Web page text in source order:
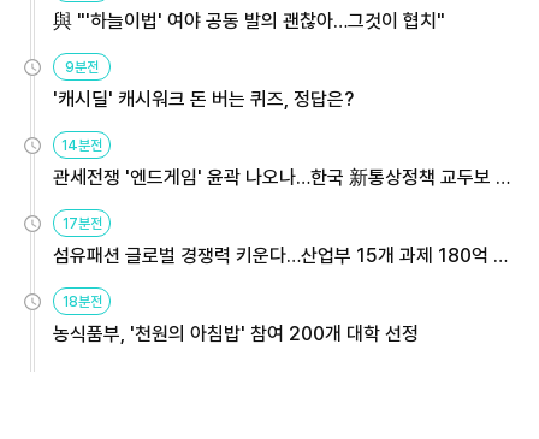
與 "'하늘이법' 여야 공동 발의 괜찮아…그것이 협치"
9분전
'캐시딜' 캐시워크 돈 버는 퀴즈, 정답은?
14분전
관세전쟁 '엔드게임' 윤곽 나오나…한국 新통상정책 교두보 활
용해야
17분전
섬유패션 글로벌 경쟁력 키운다…산업부 15개 과제 180억 지
원
18분전
농식품부, '천원의 아침밥' 참여 200개 대학 선정